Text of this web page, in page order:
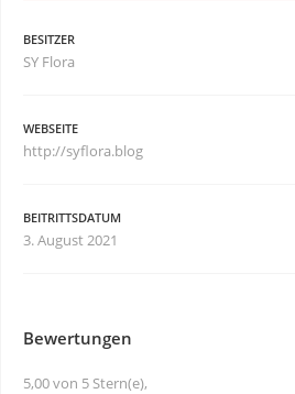
BESITZER
SY Flora
WEBSEITE
http://syflora.blog
BEITRITTSDATUM
3. August 2021
Bewertungen
5,00 von 5 Stern(e),